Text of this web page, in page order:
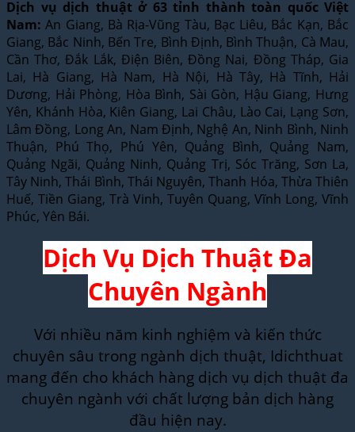
Dịch vụ dịch thuật ở 63 tỉnh thành toàn quốc Việt
Nam: An Giang, Bà Rịa-Vũng Tàu, Bạc Liêu, Bắc Kạn, Bắc
Giang, Bắc Ninh, Bến Tre, Bình Định, Bình Thuận, Cà Mau,
Cần Thơ, Đắk Lắk, Điện Biên, Đồng Nai, Đồng Tháp, Gia
Lai, Hà Giang, Hà Nam, Hà Nội, Hà Tây, Hà Tĩnh, Hải
Dương, Hải Phòng, Hòa Bình, Sài Gòn, Hậu Giang, Hưng
Yên, Khánh Hòa, Kiên Giang, Lai Châu, Lào Cai, Lạng Sơn,
Lâm Đồng, Long An, Nam Định, Nghệ An, Ninh Bình, Ninh
Thuận, Phú Thọ, Phú Yên, Quảng Bình, Quảng Nam,
Quảng Ngãi, Quảng Ninh, Quảng Trị, Sóc Trăng, Sơn La,
Tây Ninh, Thái Bình, Thái Nguyên, Thanh Hóa, Thừa Thiên
Huế, Tiền Giang, Trà Vinh, Tuyên Quang, Vĩnh Long, Vĩnh
Phúc, Yên Bái.
Dịch Vụ Dịch Thuật Đa
Chuyên Ngành
Với nhiều năm kinh nghiệm và kiến thức
chuyên sâu trong ngành dịch thuật, Idichthuat
mang đến cho khách hàng dịch vụ dịch thuật đa
chuyên ngành với chất lượng bản dịch hàng
đầu hiện nay.